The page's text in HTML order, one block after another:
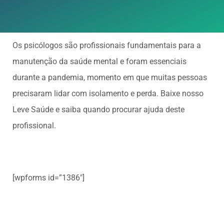
Os psicólogos são profissionais fundamentais para a
manutenção da saúde mental e foram essenciais
durante a pandemia, momento em que muitas pessoas
precisaram lidar com isolamento e perda. Baixe nosso
Leve Saúde e saiba quando procurar ajuda deste
profissional.
[wpforms id=”1386″]